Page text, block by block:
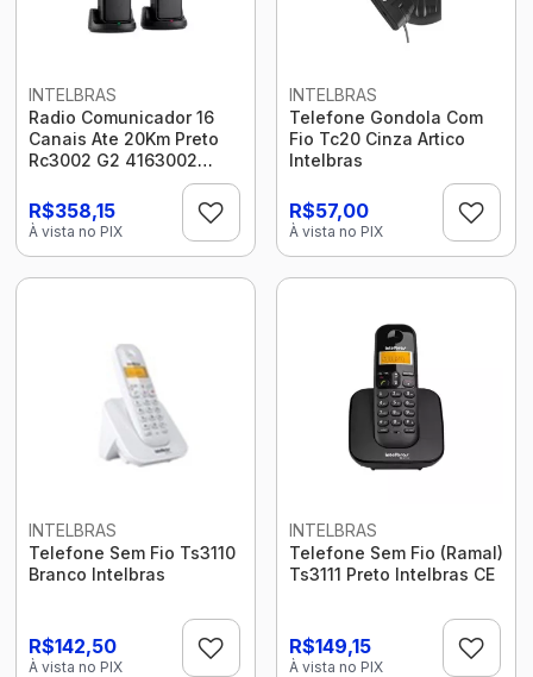
INTELBRAS
Radio Comunicador 16
Canais Ate 20Km Preto
Rc3002 G2 4163002
R$358,15
À vista no PIX
INTELBRAS
Telefone Gondola Com
Fio Tc20 Cinza Artico
Intelbras
R$57,00
À vista no PIX
INTELBRAS
Telefone Sem Fio Ts3110
Branco Intelbras
R$142,50
À vista no PIX
INTELBRAS
Telefone Sem Fio (Ramal)
Ts3111 Preto Intelbras CE
R$149,15
À vista no PIX